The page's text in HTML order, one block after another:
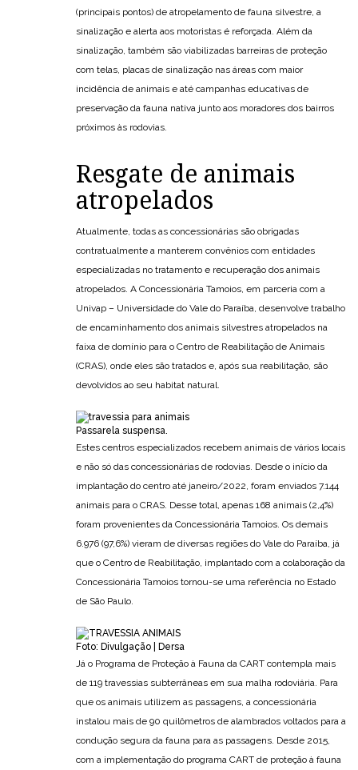
(principais pontos) de atropelamento de fauna silvestre, a
sinalização e alerta aos motoristas é reforçada. Além da
sinalização, também são viabilizadas barreiras de proteção
com telas, placas de sinalização nas áreas com maior
incidência de animais e até campanhas educativas de
preservação da fauna nativa junto aos moradores dos bairros
próximos às rodovias.
Resgate de animais
atropelados
Atualmente, todas as concessionárias são obrigadas
contratualmente a manterem convênios com entidades
especializadas no tratamento e recuperação dos animais
atropelados. A Concessionária Tamoios, em parceria com a
Univap – Universidade do Vale do Paraíba, desenvolve trabalho
de encaminhamento dos animais silvestres atropelados na
faixa de domínio para o Centro de Reabilitação de Animais
(CRAS), onde eles são tratados e, após sua reabilitação, são
devolvidos ao seu habitat natural.
Passarela suspensa.
Estes centros especializados recebem animais de vários locais
e não só das concessionárias de rodovias. Desde o início da
implantação do centro até janeiro/2022, foram enviados 7.144
animais para o CRAS. Desse total, apenas 168 animais (2,4%)
foram provenientes da Concessionária Tamoios. Os demais
6.976 (97,6%) vieram de diversas regiões do Vale do Paraíba, já
que o Centro de Reabilitação, implantado com a colaboração da
Concessionária Tamoios tornou-se uma referência no Estado
de São Paulo.
Foto: Divulgação | Dersa
Já o Programa de Proteção à Fauna da CART contempla mais
de 119 travessias subterrâneas em sua malha rodoviária. Para
que os animais utilizem as passagens, a concessionária
instalou mais de 90 quilômetros de alambrados voltados para a
condução segura da fauna para as passagens. Desde 2015,
com a implementação do programa CART de proteção à fauna